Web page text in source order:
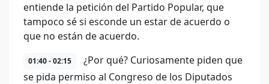
entiende la petición del Partido Popular, que
tampoco sé si esconde un estar de acuerdo o
que no están de acuerdo.
01:40 - 02:15
¿Por qué? Curiosamente piden que
se pida permiso al Congreso de los Diputados